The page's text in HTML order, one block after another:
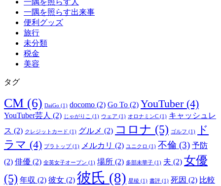
一隅を照らす出来事
便利グッズ
旅行
未分類
税金
美容
タグ
CM (6) DaiGo (1) docomo (2) Go To (2) YouTuber(4)
YouTuber芸人 (2) じゃがりこ (1) ウェア (1) オロナミンC (1) キャッシュレ
ス (2) クレジットカード (1) グルメ (2) コロナ (5) ゴルフ (1)
ド
ラマ (4) ブラトップ(1) メルカリ (2) ユニクロ (1) 不倫 (3) 予防
(2) 俳優 (2) 全英女子オープン (1) 場所 (2) 多部未華子 (1) 夫 (2) 女優
(5) 年収 (2) 彼女 (2) 彼氏 (8) 星稜 (1) 書評 (1) 死因 (2) 比較